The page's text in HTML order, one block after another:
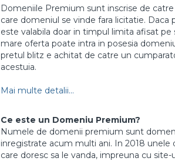
Domeniile Premium sunt inscrise de
care domeniul se vinde fara licitatie.
este valabila doar in timpul limita afisat
mare oferta poate intra in posesia
pretul blitz e achitat de catre un
acestuia.
Mai multe detalii...
Ce este un Domeniu Premium?
Numele de domenii premium sunt
inregistrate acum multi ani. In 2018
care doresc sa le vanda, impreuna cu